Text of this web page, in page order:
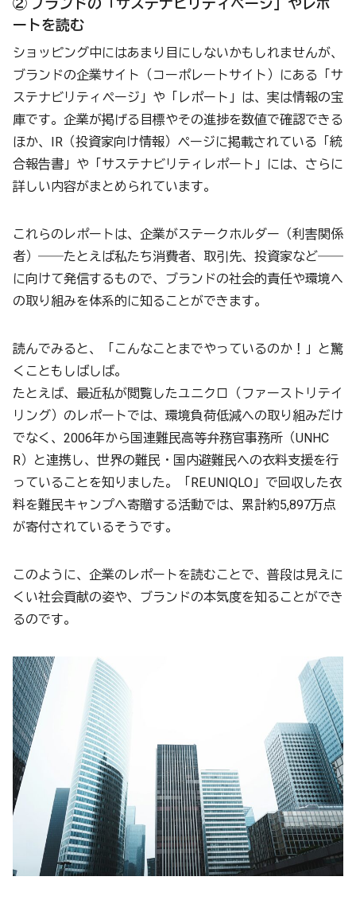
② ブランドの「サステナビリティページ」やレポ
ートを読む
ショッピング中にはあまり目にしないかもしれませんが、
ブランドの企業サイト（コーポレートサイト）にある「サ
ステナビリティページ」や「レポート」は、実は情報の宝
庫です。企業が掲げる目標やその進捗を数値で確認できる
ほか、IR（投資家向け情報）ページに掲載されている「統
合報告書」や「サステナビリティレポート」には、さらに
詳しい内容がまとめられています。
これらのレポートは、企業がステークホルダー（利害関係
者）――たとえば私たち消費者、取引先、投資家など――
に向けて発信するもので、ブランドの社会的責任や環境へ
の取り組みを体系的に知ることができます。
読んでみると、「こんなことまでやっているのか！」と驚
くこともしばしば。
たとえば、最近私が閲覧したユニクロ（ファーストリテイ
リング）のレポートでは、環境負荷低減への取り組みだけ
でなく、2006年から国連難民高等弁務官事務所（UNHC
R）と連携し、世界の難民・国内避難民への衣料支援を行
っていることを知りました。「RE.UNIQLO」で回収した衣
料を難民キャンプへ寄贈する活動では、累計約5,897万点
が寄付されているそうです。
このように、企業のレポートを読むことで、普段は見えに
くい社会貢献の姿や、ブランドの本気度を知ることができ
るのです。